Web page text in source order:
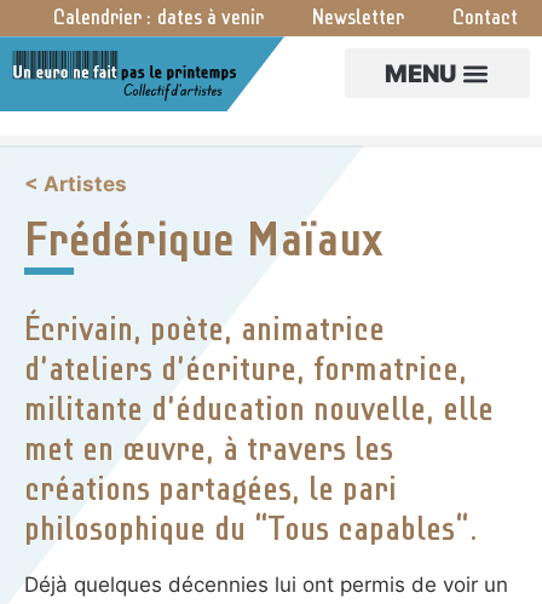
Calendrier : dates à venir Newsletter Contact
< Artistes
Frédérique Maïaux
Écrivain, poète, animatrice
d’ateliers d’écriture, formatrice,
militante d’éducation nouvelle, elle
met en œuvre, à travers les
créations partagées, le pari
philosophique du “Tous capables“.
Déjà quelques décennies lui ont permis de voir un